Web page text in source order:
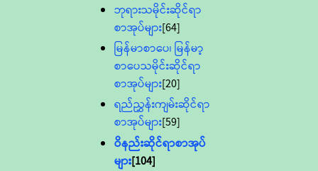
ဘုရားသမိုင်းဆိုင်ရာ
စာအုပ်များ[64]
မြန်မာစာပေ၊ မြန်မာ့
စာပေသမိုင်းဆိုင်ရာ
စာအုပ်များ[20]
ရည်ညွှန်းကျမ်းဆိုင်ရာ
စာအုပ်များ[59]
ဝိနည်းဆိုင်ရာစာအုပ်
များ[104]